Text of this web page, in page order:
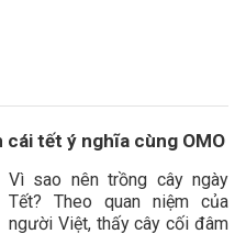
tết ý nghĩa cùng OMO
Vì sao nên trồng cây ngày
Tết? Theo quan niệm của
người Việt, thấy cây cối đâm